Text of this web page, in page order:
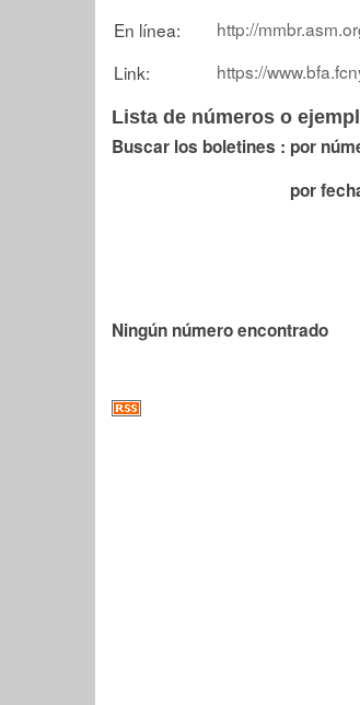
En línea:
http://
Link:
https://
Lista de números o
Buscar los boletines : por
por
Ningún número encontrado